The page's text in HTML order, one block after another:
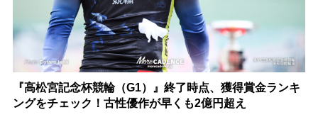
『高松宮記念杯競輪（G1）』終了時点、獲得賞金ランキ
ングをチェック！古性優作が早くも2億円超え